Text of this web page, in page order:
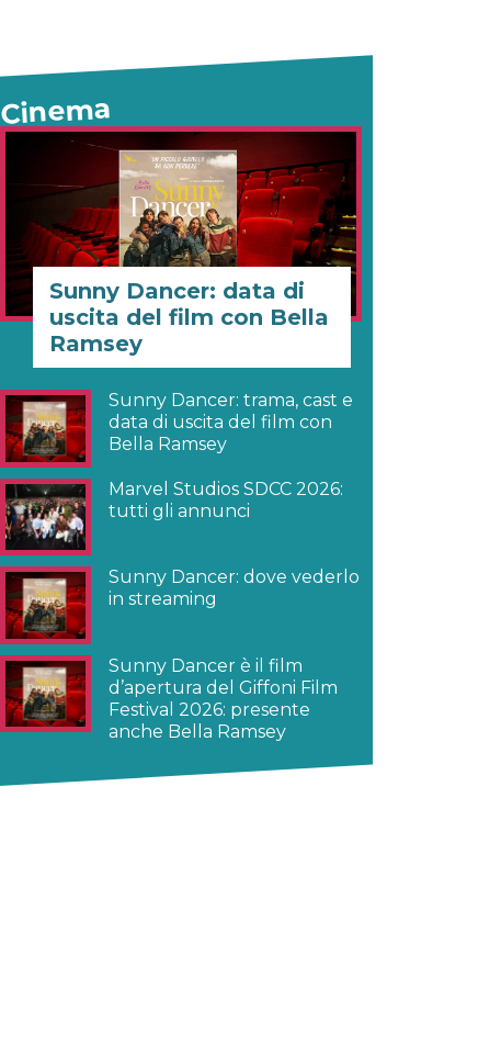
Cinema
Sunny Dancer: data di
uscita del film con Bella
Ramsey
Sunny Dancer: trama, cast e
data di uscita del film con
Bella Ramsey
Marvel Studios SDCC 2026:
tutti gli annunci
Sunny Dancer: dove vederlo
in streaming
Sunny Dancer è il film
d’apertura del Giffoni Film
Festival 2026: presente
anche Bella Ramsey